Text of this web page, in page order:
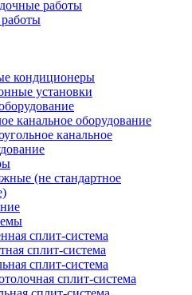
работы
кондиционеры
установки
канальное оборудование
канальное
(не стандартное
сплит-система
сплит-система
сплит-система
сплит-система